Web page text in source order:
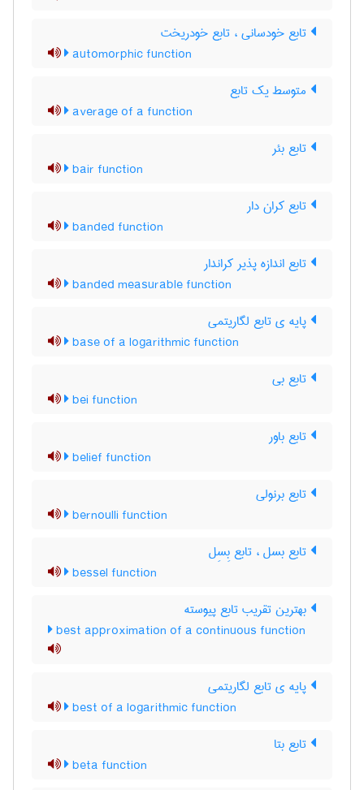
تابع خودسانی ، تابع خودریخت
automorphic function
متوسط یک تابع
average of a function
تابع بئر
bair function
تابع کران دار
banded function
تابع اندازه پذیر کراندار
banded measurable function
پایه ی تابع لگاریتمی
base of a logarithmic function
تابع بی
bei function
تابع باور
belief function
تابع برنولی
bernoulli function
تابع بسل ، تابع بِسِل
bessel function
بهترین تقریب تابع پیوسته
best approximation of a continuous function
پایه ی تابع لگاریتمی
best of a logarithmic function
تابع بتا
beta function